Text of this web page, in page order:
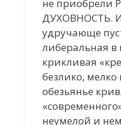
не приобрели
ДУХОВНОСТЬ.
удручающе
либеральная в
крикливая
безлико,
обезьянье
неумелой и